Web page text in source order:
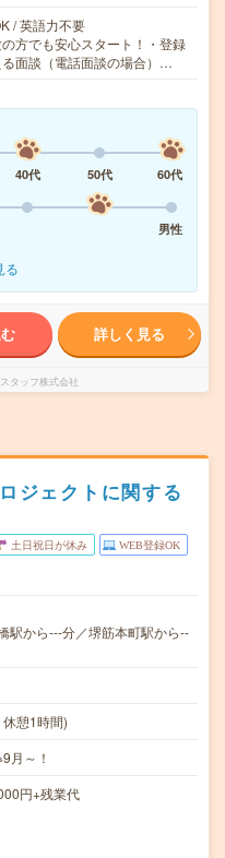
/ 英語力不要
方でも安心スタート！・登録
面談（電話面談の場合）…
40代 50代
60代
男性
る
詳しく見る
タッフ株式会社
ジェクトに関する
土日祝日が休み WEB登録OK
駅から---分／堺筋本町駅から--
憩1時間)
月～！
円+残業代